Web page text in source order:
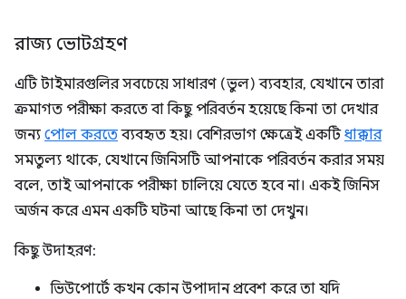
রাজ্য ভোটগ্রহণ
এটি টাইমারগুলির সবচেয়ে সাধারণ (ভুল) ব্যবহার, যেখানে তারা
ক্রমাগত পরীক্ষা করতে বা কিছু পরিবর্তন হয়েছে কিনা তা দেখার
জন্য পোল করতেব্যবহৃত হয়। বেশিরভাগ ক্ষেত্রেই একটিধাক্কার
সমতুল্য থাকে, যেখানে জিনিসটি আপনাকে পরিবর্তন করার সময়
বলে, তাই আপনাকে পরীক্ষা চালিয়ে যেতে হবে না। একই জিনিস
অর্জন করে এমন একটি ঘটনা আছে কিনা তা দেখুন।
কিছু উদাহরণ:
ভিউপোর্টে কখন কোন উপাদান প্রবেশ করে তা যদি